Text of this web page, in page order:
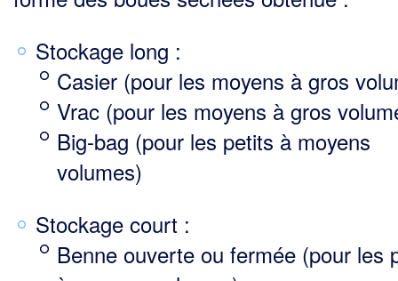
Stockage long :
Casier (pour les moyens à gros
Vrac (pour les moyens à gros
Big-bag (pour les petits à moyens
volumes)
Stockage court :
Benne ouverte ou fermée (pour les